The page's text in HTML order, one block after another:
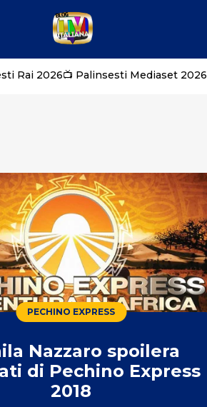
Rai 2026📺 Palinsesti Mediaset 2026
PECHINO EXPRESS
Nazzaro spoilera
di Pechino Express
2018